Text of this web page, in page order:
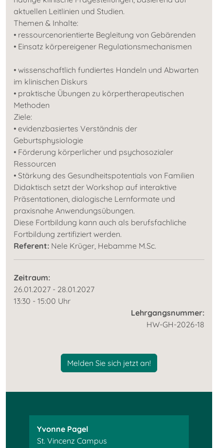
aktuellen Leitlinien und Studien.
Themen & Inhalte:
• ressourcenorientierte Begleitung von Gebärenden
• Einsatz körpereigener Regulationsmechanismen
• wissenschaftlich fundiertes Handeln und Abwarten
im klinischen Diskurs
• praktische Übungen zu körpertherapeutischen
Methoden
Ziele:
• evidenzbasiertes Verständnis der
Geburtsphysiologie
• Förderung körperlicher und psychosozialer
Ressourcen
• Stärkung des Gesundheitspotentials von Familien
Didaktisch setzt der Workshop auf interaktive
Präsentationen, dialogische Lernformate und
praxisnahe Anwendungsübungen.
Diese Fortbildung kann auch als berufsfachliche
Fortbildung zertifiziert werden.
Referent: Nele Krüger, Hebamme M.Sc.
Zeitraum:
26.01.2027 - 28.01.2027
13:30 - 15:00 Uhr
Lehrgangsnummer:
HW-GH-2026-18
Melden Sie sich jetzt an!
Yvonne Pagel
St. Vincenz Campus